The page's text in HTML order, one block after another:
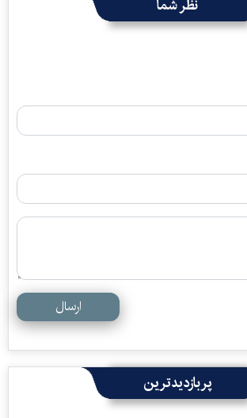
نظر شما
ارسال
پربازدیدترین